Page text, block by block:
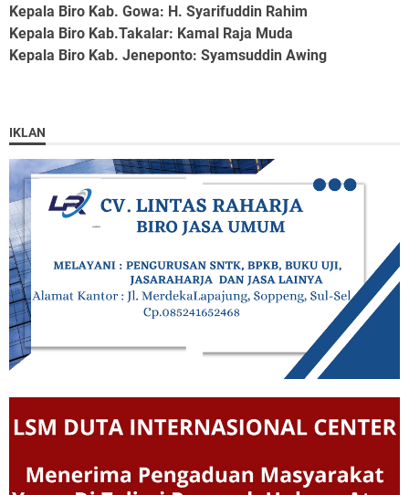
Kepala Biro Kab. Gowa: H. Syarifuddin Rahim
Kepala Biro Kab.Takalar: Kamal Raja Muda
Kepala Biro Kab. Jeneponto: Syamsuddin Awing
IKLAN